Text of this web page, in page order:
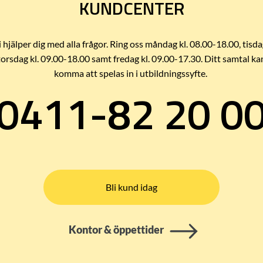
KUNDCENTER
hjälper dig med alla frågor. Ring oss måndag kl. 08.00-18.00,
kl. 09.00-18.00 samt fredag kl. 09.00-17.30. Ditt samtal
komma att spelas in i utbildningssyfte.
82 20
Bli kund idag
Kontor & öppettider